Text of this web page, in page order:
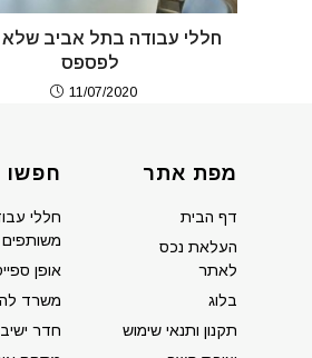
חללי עבודה בתל אביב שלא
לפספס
11/07/2020
מפת אתר
דף הבית
העלאת נכס
לאתר
בלוג
תקנון ותנאי שימוש
חפשו
חללי
משותפים
אופן
משרד
חדר